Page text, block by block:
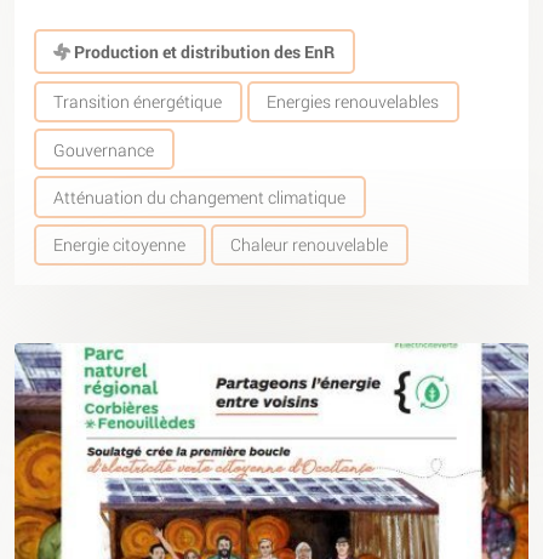
Production et distribution des EnR
Transition énergétique Energies renouvelables
Gouvernance
Atténuation du changement climatique
Energie citoyenne Chaleur renouvelable